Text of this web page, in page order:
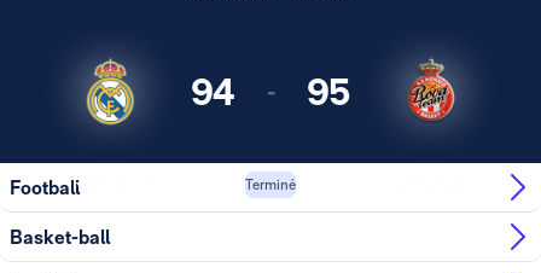
94 - 95
Real Madrid Terminé
Football
Basket-ball